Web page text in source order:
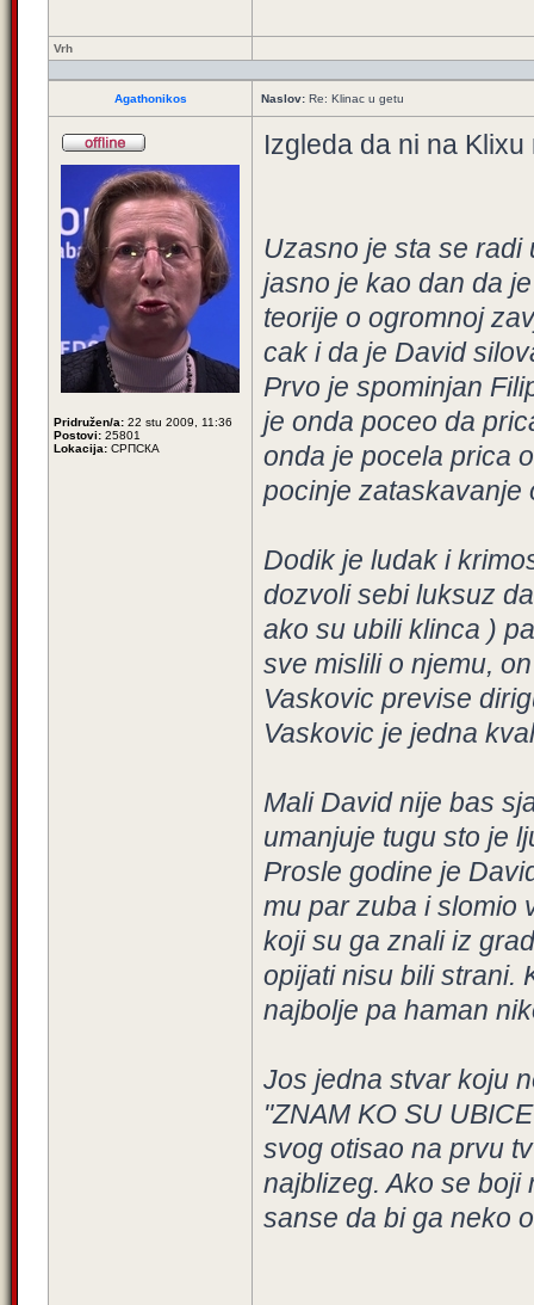
Vrh
Agathonikos Naslov: Re: Klinac u getu
Pridružen/a: 22 stu 2009, 11:36
Postovi: 25801
Lokacija: СРПСКА
Izgleda da ni na
Uzasno je sta se radi
jasno je kao dan da
teorije o ogromnoj
cak i da je David
Prvo je spominjan
je onda poceo da
onda je pocela prica
pocinje zataskavanje
Dodik je ludak i
dozvoli sebi luksuz
ako su ubili klinca )
sve mislili o njemu,
Vaskovic previse
Vaskovic je jedna
Mali David nije bas
umanjuje tugu sto je
Prosle godine je
mu par zuba i slomio
koji su ga znali iz
opijati nisu bili strani.
najbolje pa haman
Jos jedna stvar koju
"ZNAM KO SU
svog otisao na prvu
najblizeg. Ako se boji
sanse da bi ga neko